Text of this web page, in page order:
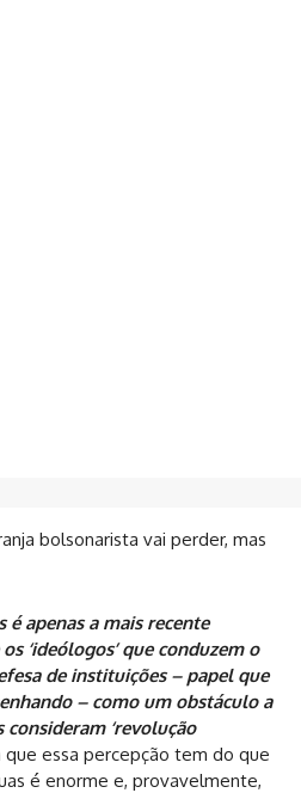
bolsonarista vai perder, mas
apenas a mais recente
‘ideólogos’ que conduzem o
de instituições – papel que
– como um obstáculo a
‘revolução
essa percepção tem do que
é enorme e, provavelmente,